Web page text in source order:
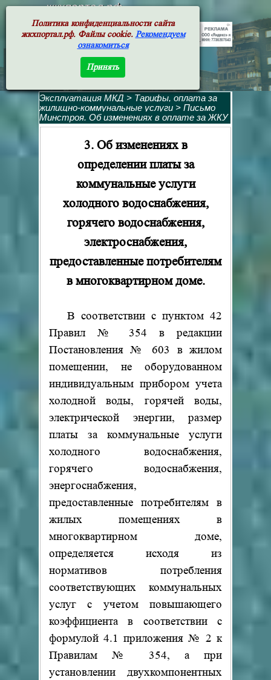
жкхпортал.рф
Эксплуатация МКД > Тарифы, оплата за
жилищно-коммунальные услуги > Письмо
Минстроя. Об изменениях в оплате за ЖКУ
3. Об изменениях в
определении платы за
коммунальные услуги
холодного водоснабжения,
горячего водоснабжения,
электроснабжения,
предоставленные потребителям
в многоквартирном доме.
В соответствии с пунктом 42
Правил № 354 в редакции
Постановления № 603 в жилом
помещении, не оборудованном
индивидуальным прибором учета
холодной воды, горячей воды,
электрической энергии, размер
платы за коммунальные услуги
холодного водоснабжения,
горячего водоснабжения,
энергоснабжения,
предоставленные потребителям в
жилых помещениях в
многоквартирном доме,
определяется исходя из
нормативов потребления
соответствующих коммунальных
услуг с учетом повышающего
коэффициента в соответствии с
формулой 4.1 приложения № 2 к
Правилам № 354, а при
установлении двухкомпонентных
Политика конфиденциальности сайта
жкхпортал.рф. Файлы cookie. Рекомендуем
ознакомиться
Принять